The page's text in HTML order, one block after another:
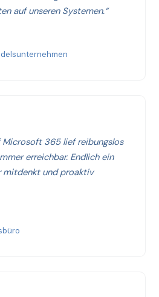
auf unseren Systemen.“
Microsoft 365 lief reibungslos
erreichbar. Endlich ein
mitdenkt und proaktiv